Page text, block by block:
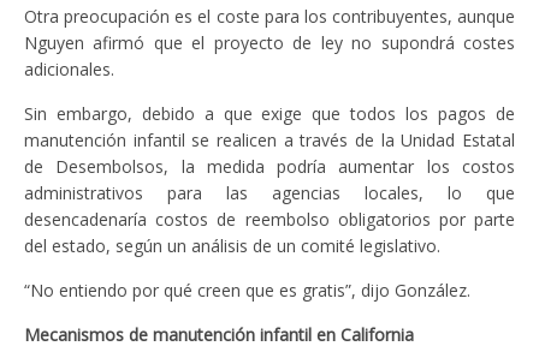
Otra preocupación es el coste para los contribuyentes, aunque
Nguyen afirmó que el proyecto de ley no supondrá costes
adicionales.
Sin embargo, debido a que exige que todos los pagos de
manutención infantil se realicen a través de la Unidad Estatal
de Desembolsos, la medida podría aumentar los costos
administrativos para las agencias locales, lo que
desencadenaría costos de reembolso obligatorios por parte
del estado, según un análisis de un comité legislativo.
“No entiendo por qué creen que es gratis”, dijo González.
Mecanismos de manutención infantil en California